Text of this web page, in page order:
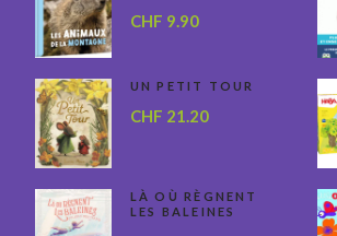
CHF 9.90
UN PETIT TOUR
CHF 21.20
LÀ OÙ RÈGNENT
LES BALEINES